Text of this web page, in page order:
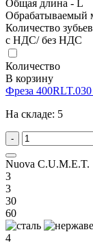
Общая длина - L
Обрабатываемый
Количество зубьев
с НДС/ без НДС
Количество
В корзину
Фреза
На складе: 5
-
Nuova C.U.M.E.T.
3
3
30
60
4